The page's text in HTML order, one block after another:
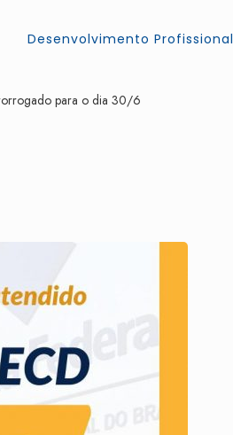
Desenvolvimento Profissional
para o dia 30/6